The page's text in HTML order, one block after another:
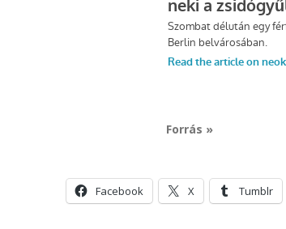
Forrás »
Facebook X Tumblr